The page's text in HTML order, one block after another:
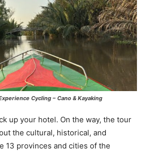
Cycling – Cano & Kayaking
up your hotel. On the way, the tour
the cultural, historical, and
13 provinces and cities of the